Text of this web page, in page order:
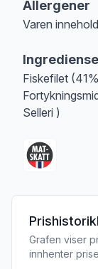
Allergener
Varen
Fiskefilet
Selleri )
Grafen viser
innhenter